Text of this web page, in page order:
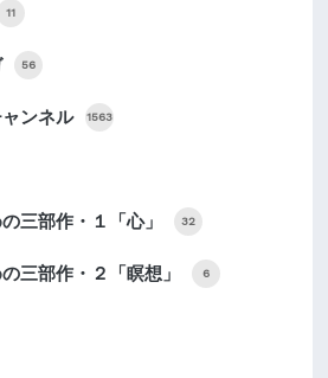
11
56
ンネル 1563
三部作・１「心」 32
三部作・２「瞑想」 6